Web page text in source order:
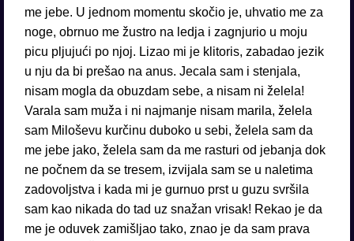
me jebe. U jednom momentu skočio je, uhvatio me za
noge, obrnuo me žustro na ledja i zagnjurio u moju
picu pljujući po njoj. Lizao mi je klitoris, zabadao jezik
u nju da bi prešao na anus. Jecala sam i stenjala,
nisam mogla da obuzdam sebe, a nisam ni želela!
Varala sam muža i ni najmanje nisam marila, želela
sam Miloševu kurčinu duboko u sebi, želela sam da
me jebe jako, želela sam da me rasturi od jebanja dok
ne počnem da se tresem, izvijala sam se u naletima
zadovoljstva i kada mi je gurnuo prst u guzu svršila
sam kao nikada do tad uz snažan vrisak! Rekao je da
me je oduvek zamišljao tako, znao je da sam prava